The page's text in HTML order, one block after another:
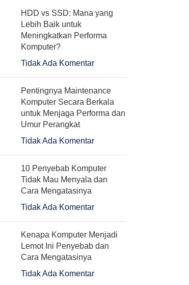
supply enlight 400W
black silver
Rp490.000
HDD vs SSD: Mana yang
Lebih Baik untuk
Meningkatkan Performa
Komputer?
Tidak Ada Komentar
Pentingnya Maintenance
Komputer Secara Berkala
untuk Menjaga Performa dan
Umur Perangkat
Tidak Ada Komentar
10 Penyebab Komputer
Tidak Mau Menyala dan
Cara Mengatasinya
Tidak Ada Komentar
Kenapa Komputer Menjadi
Lemot Ini Penyebab dan
Cara Mengatasinya
Tidak Ada Komentar